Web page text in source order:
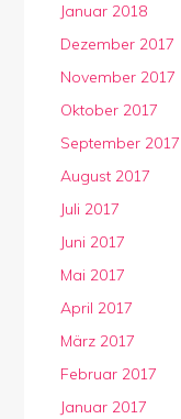
Januar 2018
Dezember 2017
November 2017
Oktober 2017
September 2017
August 2017
Juli 2017
Juni 2017
Mai 2017
April 2017
März 2017
Februar 2017
Januar 2017